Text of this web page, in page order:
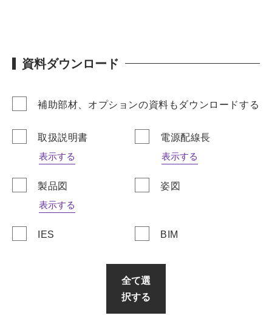
資料ダウンロード
補助部材、オプションの資料もダウンロードする
取扱説明書
表示する
電源配線長
表示する
製品図
表示する
姿図
IES BIM
全て選
択する